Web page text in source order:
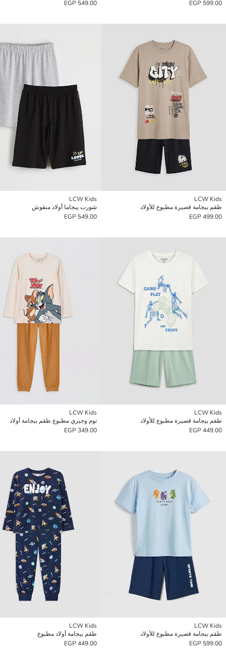
599.00 EGP
549.00 EGP
LCW Kids
طقم بيجامة قصيرة مطبوع للأولاد
499.00 EGP
LCW Kids
شورت بيجاما أولاد منقوش
549.00 EGP
LCW Kids
طقم بيجامة قصيرة مطبوع للأولاد
449.00 EGP
LCW Kids
توم وجيري مطبوع طقم بيجامة أولاد
349.00 EGP
LCW Kids
طقم بيجامة قصيرة مطبوع للأولاد
599.00 EGP
LCW Kids
طقم بيجامة أولاد مطبوع
449.00 EGP